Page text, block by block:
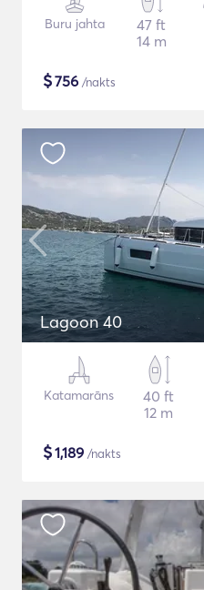
Buru jahta
47 ft
14 m
$756 /nakts
Lagoon 40
Katamarāns
40 ft
12 m
$1,189 /nakts